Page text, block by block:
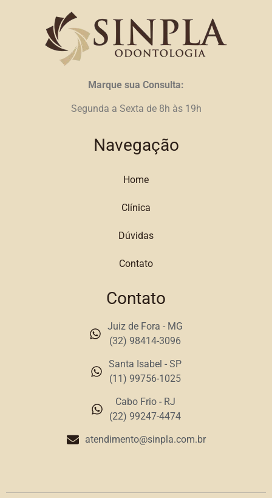
Marque sua Consulta:
Segunda a Sexta de 8h às 19h
Navegação
Home
Clínica
Dúvidas
Contato
Contato
Juiz de Fora - MG
(32) 98414-3096
Santa Isabel - SP
(11) 99756-1025
Cabo Frio - RJ
(22) 99247-4474
atendimento@sinpla.com.br